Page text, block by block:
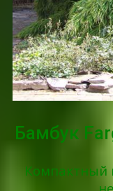
Бамбук
Компактный